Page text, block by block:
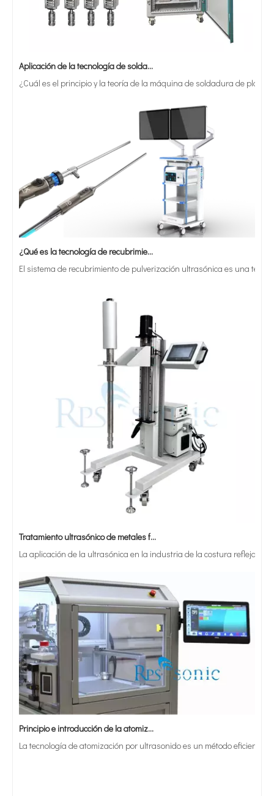
¿Cuál es el principio y la teoría de la máquina de soldadura de
El sistema de recubrimiento de pulverización ultrasónica es una
La aplicación de la ultrasónica en la industria de la costura refleja
Principio e introducción de la atomización ultrasónica de metales.
La tecnología de atomización por ultrasonido es un método eficiente